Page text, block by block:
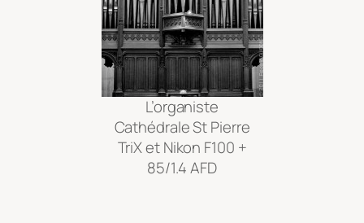
L’organiste
Cathédrale St Pierre
TriX et Nikon F100 +
85/1.4 AFD